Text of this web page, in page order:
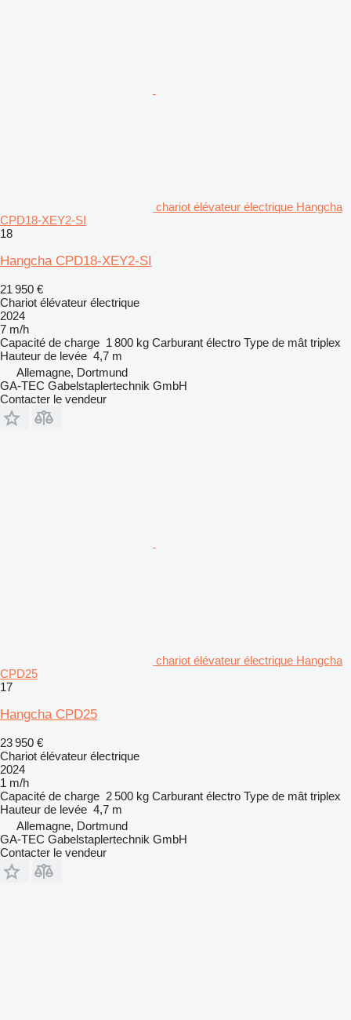
chariot élévateur électrique Hangcha
CPD18-XEY2-SI
18
Hangcha CPD18-XEY2-SI
21 950 €
Chariot élévateur électrique
2024
7 m/h
Capacité de charge 1 800 kg Carburant électro Type de mât triplex
Hauteur de levée 4,7 m
Allemagne, Dortmund
GA-TEC Gabelstaplertechnik GmbH
Contacter le vendeur
chariot élévateur électrique Hangcha
CPD25
17
Hangcha CPD25
23 950 €
Chariot élévateur électrique
2024
1 m/h
Capacité de charge 2 500 kg Carburant électro Type de mât triplex
Hauteur de levée 4,7 m
Allemagne, Dortmund
GA-TEC Gabelstaplertechnik GmbH
Contacter le vendeur